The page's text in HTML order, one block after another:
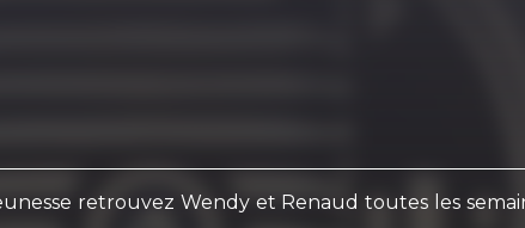
retrouvez Wendy et Renaud toutes les